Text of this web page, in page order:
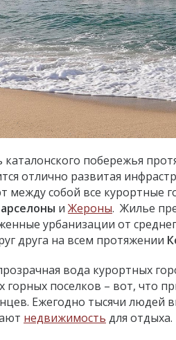
каталонского побережья
отлично развитая
между собой все курортные
и Жероны. Жилье
урбанизации от
друга на всем протяжении
вода курортных
поселков – вот, что
Ежегодно тысячи
недвижимость для отдыха.